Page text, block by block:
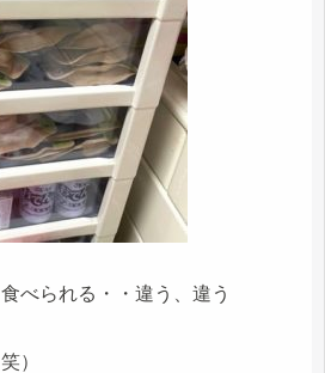
べられる・・違う、違う
）